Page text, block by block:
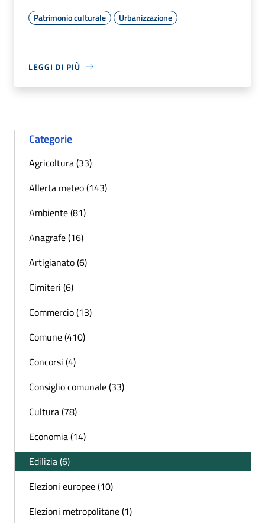
Patrimonio culturale Urbanizzazione
LEGGI DI PIÙ
Categorie
Agricoltura (33)
Allerta meteo (143)
Ambiente (81)
Anagrafe (16)
Artigianato (6)
Cimiteri (6)
Commercio (13)
Comune (410)
Concorsi (4)
Consiglio comunale (33)
Cultura (78)
Economia (14)
Edilizia (6)
Elezioni europee (10)
Elezioni metropolitane (1)